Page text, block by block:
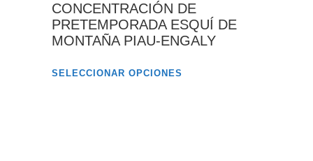
de
producto
CONCENTRACIÓN DE
PRETEMPORADA ESQUÍ DE
MONTAÑA PIAU-ENGALY
SELECCIONAR OPCIONES